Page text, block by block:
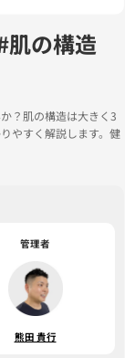
肌の構造
？肌の構造は大きく3
やすく解説します。健
管理者
熊田 貴行